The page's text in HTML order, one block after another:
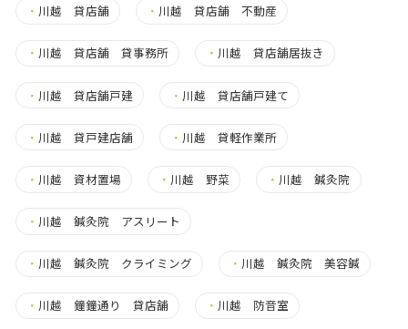
・ 川越 貸店舗 ・ 川越 貸店舗 不動産
・ 川越 貸店舗 貸事務所 ・ 川越 貸店舗居抜き
・ 川越 貸店舗戸建 ・ 川越 貸店舗戸建て
・ 川越 貸戸建店舗 ・ 川越 貸軽作業所
・ 川越 資材置場 ・ 川越 野菜 ・ 川越 鍼灸院
・ 川越 鍼灸院 アスリート
・ 川越 鍼灸院 クライミング ・ 川越 鍼灸院 美容鍼
・ 川越 鐘鐘通り 貸店舗 ・ 川越 防音室